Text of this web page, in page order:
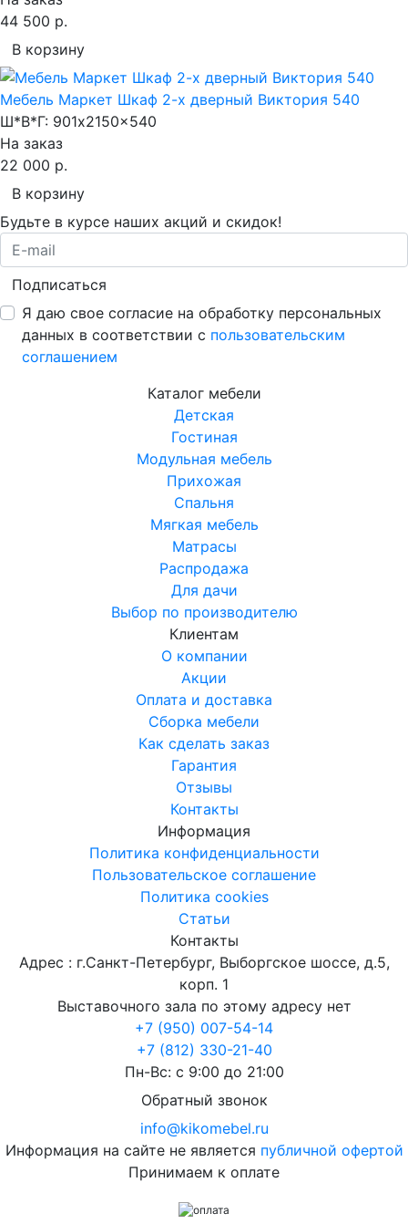
44 500 р.
В корзину
Мебель Маркет Шкаф 2-х дверный Виктория 540
Ш*В*Г: 901x2150x540
На заказ
22 000 р.
В корзину
Будьте в курсе наших акций и скидок!
Подписаться
Я даю свое согласие на обработку персональных
данных в соответствии с пользовательским
соглашением
Каталог мебели
Детская
Гостиная
Модульная мебель
Прихожая
Спальня
Мягкая мебель
Матрасы
Распродажа
Для дачи
Выбор по производителю
Клиентам
О компании
Акции
Оплата и доставка
Сборка мебели
Как сделать заказ
Гарантия
Отзывы
Контакты
Информация
Политика конфиденциальности
Пользовательское соглашение
Политика cookies
Статьи
Контакты
Адрес : г.Санкт-Петербург, Выборгское шоссе, д.5,
корп. 1
Выставочного зала по этому адресу нет
+7 (950) 007-54-14
+7 (812) 330-21-40
Пн-Вс: с 9:00 до 21:00
Обратный звонок
info@kikomebel.ru
Информация на сайте не является публичной офертой
Принимаем к оплате